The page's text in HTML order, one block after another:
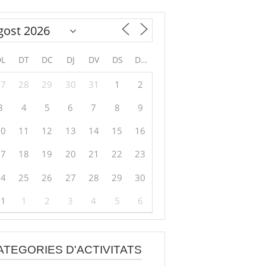
DT DC DJ DV DS DG
28 29 30 31 1
2
4 5 6 7 8
9
11 12 13 14 15
16
18 19 20 21 22
23
25 26 27 28 29
30
1 2 3 4 5 6
D'ACTIVITATS